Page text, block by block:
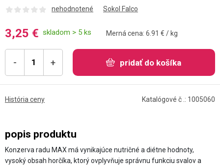
nehodnotené Sokol Falco
popis produktu
Konzerva radu MAX má vynikajúce nutričné a diétne hodnoty,
vysoký obsah horčíka, ktorý ovplyvňuje správnu funkciu svalov a
3,25 € skladom > 5 ks Merná cena: 6.91 € / kg
- + pridať do košíka
História ceny Katalógové č .: 1005060